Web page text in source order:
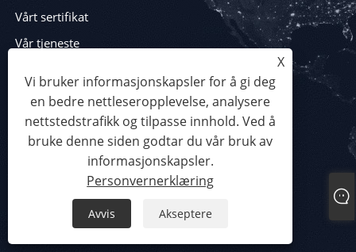
Vårt sertifikat
Vår tjeneste
PRODUKTER
Myk dørgardinmaskin
X
Vi bruker informasjonskapsler for å gi deg
en bedre nettleseropplevelse, analysere
nettstedstrafikk og tilpasse innhold. Ved å
bruke denne siden godtar du vår bruk av
informasjonskapsler.
Personvernerklæring
Avvis Akseptere